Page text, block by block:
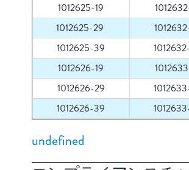
1012625-19
1012625-29
1012625-39
1012626-19
1012626-29
1012626-39
undefined